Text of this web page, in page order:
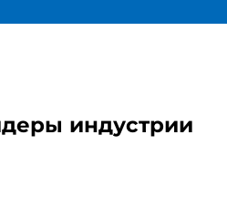
индустрии